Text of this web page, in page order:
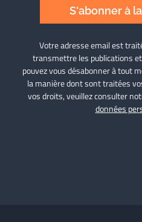
S'abonner à
Votre adresse email est
transmettre les publications
pouvez vous désabonner à tout
la manière dont sont traitées
vos droits, veuillez consulter
données